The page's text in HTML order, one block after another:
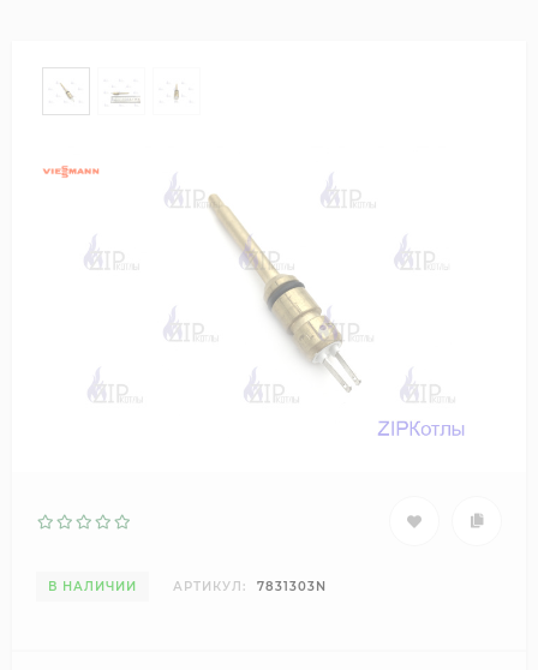
В НАЛИЧИИ АРТИКУЛ: 7831303N